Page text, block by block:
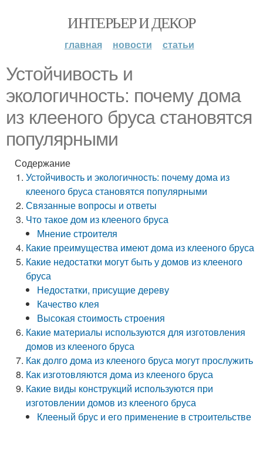
ИНТЕРЬЕР И ДЕКОР
главная новости статьи
Устойчивость и
экологичность: почему дома
из клееного бруса становятся
популярными
Содержание
Устойчивость и экологичность: почему дома из
клееного бруса становятся популярными
Связанные вопросы и ответы
Что такое дом из клееного бруса
Мнение строителя
Какие преимущества имеют дома из клееного бруса
Какие недостатки могут быть у домов из клееного
бруса
Недостатки, присущие дереву
Качество клея
Высокая стоимость строения
Какие материалы используются для изготовления
домов из клееного бруса
Как долго дома из клееного бруса могут прослужить
Как изготовляются дома из клееного бруса
Какие виды конструкций используются при
изготовлении домов из клееного бруса
Клееный брус и его применение в строительстве